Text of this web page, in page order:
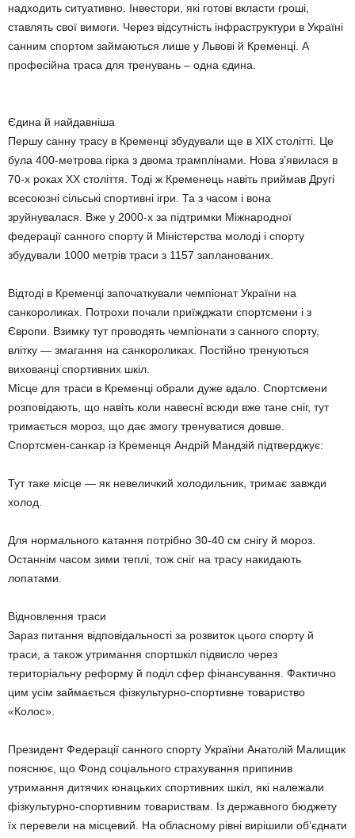
надходить ситуативно. Інвестори, які готові вкласти гроші,
ставлять свої вимоги. Через відсутність інфраструктури в Україні
санним спортом займаються лише у Львові й Кременці. А
професійна траса для тренувань – одна єдина.
Єдина й найдавніша
Першу санну трасу в Кременці збудували ще в XIX столітті. Це
була 400-метрова гірка з двома трамплінами. Нова з’явилася в
70-х роках XX століття. Тоді ж Кременець навіть приймав Другі
всесоюзні сільські спортивні ігри. Та з часом і вона
зруйнувалася. Вже у 2000-х за підтримки Міжнародної
федерації санного спорту й Міністерства молоді і спорту
збудували 1000 метрів траси з 1157 запланованих.
Відтоді в Кременці започаткували чемпіонат України на
санкороликах. Потрохи почали приїжджати спортсмени і з
Європи. Взимку тут проводять чемпіонати з санного спорту,
влітку — змагання на санкороликах. Постійно тренуються
вихованці спортивних шкіл.
Місце для траси в Кременці обрали дуже вдало. Спортсмени
розповідають, що навіть коли навесні всюди вже тане сніг, тут
тримається мороз, що дає змогу тренуватися довше.
Спортсмен-санкар із Кременця Андрій Мандзій підтверджує:
Тут таке місце — як невеличкий холодильник, тримає завжди
холод.
Для нормального катання потрібно 30-40 см снігу й мороз.
Останнім часом зими теплі, тож сніг на трасу накидають
лопатами.
Відновлення траси
Зараз питання відповідальності за розвиток цього спорту й
траси, а також утримання спортшкіл підвисло через
територіальну реформу й поділ сфер фінансування. Фактично
цим усім займається фізкультурно-спортивне товариство
«Колос».
Президент Федерації санного спорту України Анатолій Малищик
пояснює, що Фонд соціального страхування припинив
утримання дитячих юнацьких спортивних шкіл, які належали
фізкультурно-спортивним товариствам. Із державного бюджету
їх перевели на місцевий. На обласному рівні вирішили об’єднати